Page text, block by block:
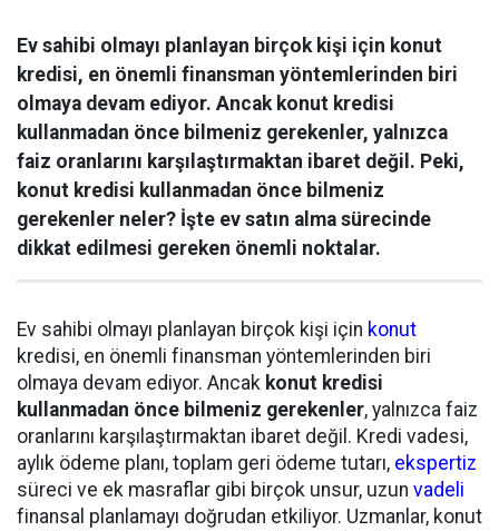
Ev sahibi olmayı planlayan birçok kişi için konut
kredisi, en önemli finansman yöntemlerinden biri
olmaya devam ediyor. Ancak konut kredisi
kullanmadan önce bilmeniz gerekenler, yalnızca
faiz oranlarını karşılaştırmaktan ibaret değil. Peki,
konut kredisi kullanmadan önce bilmeniz
gerekenler neler? İşte ev satın alma sürecinde
dikkat edilmesi gereken önemli noktalar.
Ev sahibi olmayı planlayan birçok kişi için konut
kredisi, en önemli finansman yöntemlerinden biri
olmaya devam ediyor. Ancak konut kredisi
kullanmadan önce bilmeniz gerekenler, yalnızca faiz
oranlarını karşılaştırmaktan ibaret değil. Kredi vadesi,
aylık ödeme planı, toplam geri ödeme tutarı, ekspertiz
süreci ve ek masraflar gibi birçok unsur, uzun vadeli
finansal planlamayı doğrudan etkiliyor. Uzmanlar, konut